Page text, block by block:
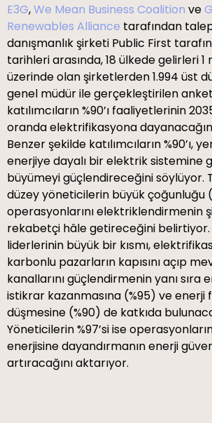
E3G,We Mean Business Coalition ve
Renewables Alliance tarafından
danışmanlık şirketi Public First
tarihleri arasında, 18 ülkede gelirleri
üzerinde olan şirketlerden 1.994 üst
genel müdür ile gerçekleştirilen
katılımcıların %90’ı faaliyetlerinin
oranda elektrifikasyona
Benzer şekilde katılımcıların %90’ı,
enerjiye dayalı bir elektrik sistemine
büyümeyi güçlendireceğini söylüyor.
düzey yöneticilerin büyük çoğunluğu
operasyonlarını elektriklendirmenin
rekabetçi hâle getireceğini belirtiyor.
liderlerinin büyük bir kısmı,
karbonlu pazarların kapısını açıp
kanallarını güçlendirmenin yanı sıra
istikrar kazanmasına (%95) ve enerji
düşmesine (%90) de katkıda
Yöneticilerin %97’si ise
enerjisine dayandırmanın enerji
artıracağını aktarıyor.